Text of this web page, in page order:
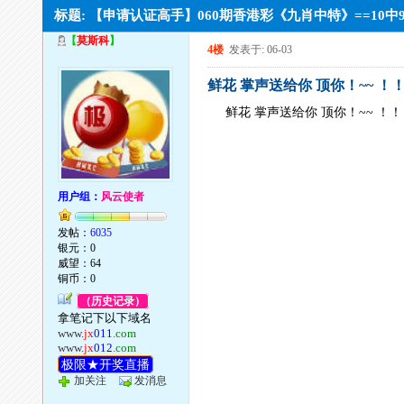
标题: 【申请认证高手】060期香港彩《九肖中特》==10中
【莫斯科】
用户组： 风云使者
发帖：6035
银元：0
威望：64
铜币：0
（历史记录）
拿笔记下以下域名
www.jx011.com
www.jx012.com
极限★开奖直播
加关注 发消息
4楼 发表于: 06-03
鲜花 掌声送给你 顶你！~~ ！
鲜花 掌声送给你 顶你！~~ ！！